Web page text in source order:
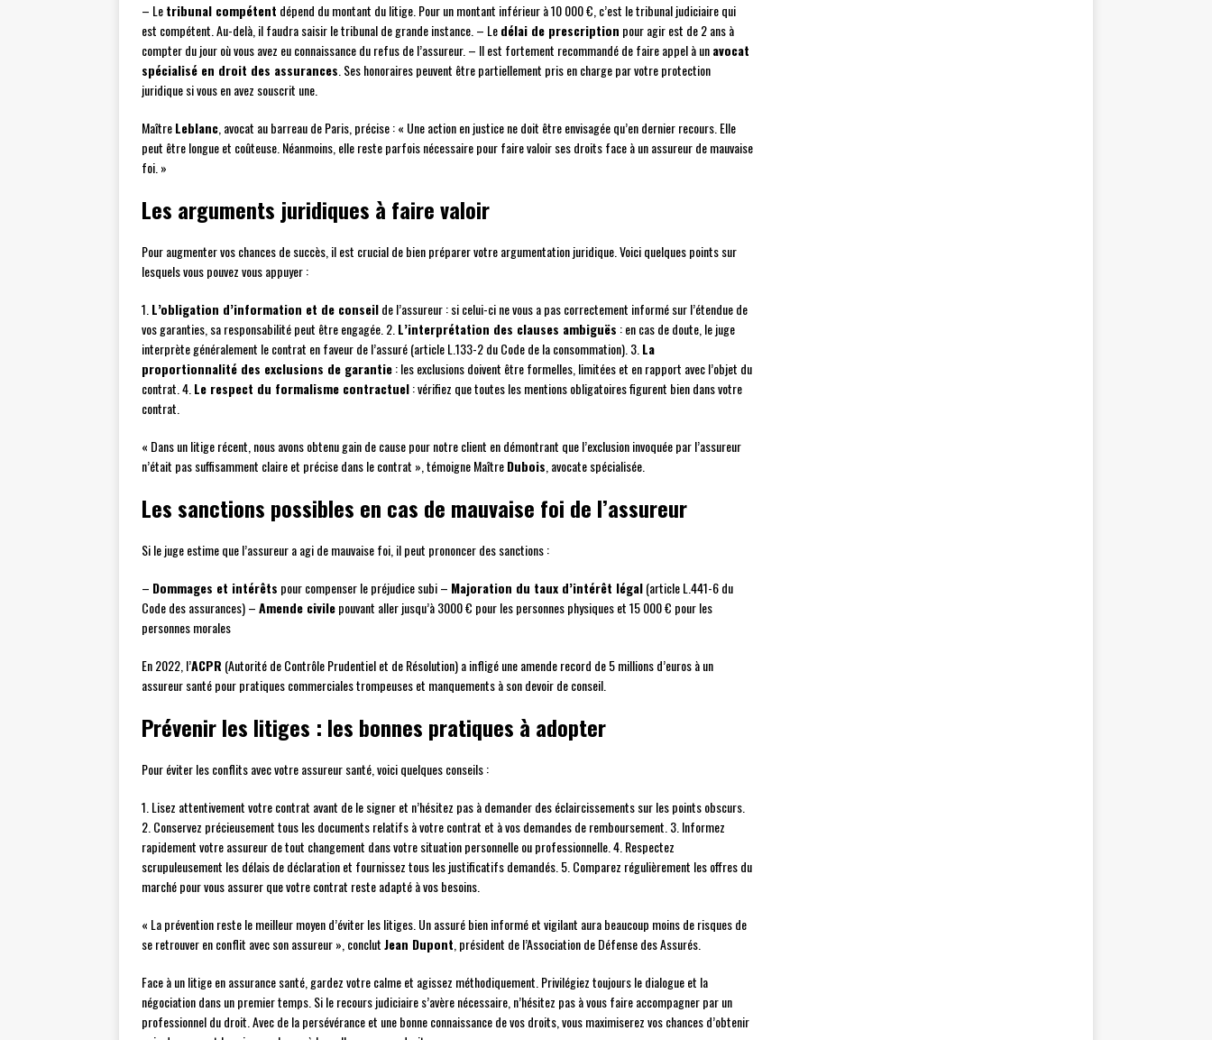
– Letribunal compétent dépend du montant du litige. Pour un montant inférieur à 10 000 €, c’est le tribunal judiciaire qui
est compétent. Au-delà, il faudra saisir le tribunal de grande instance. – Ledélai de prescription pour agir est de 2 ans à
compter du jour où vous avez eu connaissance du refus de l’assureur. – Il est fortement recommandé de faire appel à unavocat
spécialisé en droit des assurances . Ses honoraires peuvent être partiellement pris en charge par votre protection
juridique si vous en avez souscrit une.
MaîtreLeblanc , avocat au barreau de Paris, précise : « Une action en justice ne doit être envisagée qu’en dernier recours. Elle
peut être longue et coûteuse. Néanmoins, elle reste parfois nécessaire pour faire valoir ses droits face à un assureur de mauvaise
foi. »
Les arguments juridiques à faire valoir
Pour augmenter vos chances de succès, il est crucial de bien préparer votre argumentation juridique. Voici quelques points sur
lesquels vous pouvez vous appuyer :
1. L’obligation d’information et de conseilde l’assureur : si celui-ci ne vous a pas correctement informé sur l’étendue de
vos garanties, sa responsabilité peut être engagée. 2. L’interprétation des clauses ambiguës : en cas de doute, le juge
interprète généralement le contrat en faveur de l’assuré (article L.133-2 du Code de la consommation). 3. La
proportionnalité des exclusions de garantie: les exclusions doivent être formelles, limitées et en rapport avec l’objet du
contrat. 4. Le respect du formalisme contractuel: vérifiez que toutes les mentions obligatoires figurent bien dans votre
contrat.
« Dans un litige récent, nous avons obtenu gain de cause pour notre client en démontrant que l’exclusion invoquée par l’assureur
n’était pas suffisamment claire et précise dans le contrat », témoigne MaîtreDubois , avocate spécialisée.
Les sanctions possibles en cas de mauvaise foi de l’assureur
Si le juge estime que l’assureur a agi de mauvaise foi, il peut prononcer des sanctions :
– Dommages et intérêts pour compenser le préjudice subi – Majoration du taux d’intérêt légal(article L.441-6 du
Code des assurances) –Amende civilepouvant aller jusqu’à 3000 € pour les personnes physiques et 15 000 € pour les
personnes morales
En 2022, l’ACPR (Autorité de Contrôle Prudentiel et de Résolution) a infligé une amende record de 5 millions d’euros à un
assureur santé pour pratiques commerciales trompeuses et manquements à son devoir de conseil.
Prévenir les litiges : les bonnes pratiques à adopter
Pour éviter les conflits avec votre assureur santé, voici quelques conseils :
1. Lisez attentivement votre contrat avant de le signer et n’hésitez pas à demander des éclaircissements sur les points obscurs.
2. Conservez précieusement tous les documents relatifs à votre contrat et à vos demandes de remboursement. 3. Informez
rapidement votre assureur de tout changement dans votre situation personnelle ou professionnelle. 4. Respectez
scrupuleusement les délais de déclaration et fournissez tous les justificatifs demandés. 5. Comparez régulièrement les offres du
marché pour vous assurer que votre contrat reste adapté à vos besoins.
« La prévention reste le meilleur moyen d’éviter les litiges. Un assuré bien informé et vigilant aura beaucoup moins de risques de
se retrouver en conflit avec son assureur », conclutJean Dupont , président de l’Association de Défense des Assurés.
Face à un litige en assurance santé, gardez votre calme et agissez méthodiquement. Privilégiez toujours le dialogue et la
négociation dans un premier temps. Si le recours judiciaire s’avère nécessaire, n’hésitez pas à vous faire accompagner par un
professionnel du droit. Avec de la persévérance et une bonne connaissance de vos droits, vous maximiserez vos chances d’obtenir